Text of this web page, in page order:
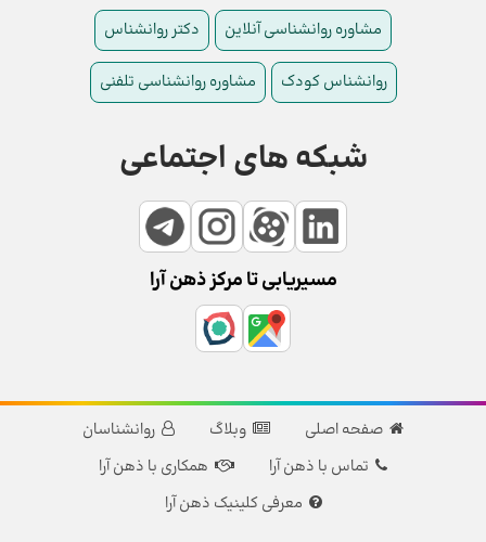
مشاوره روانشناسی آنلاین دکتر روانشناس
روانشناس کودک مشاوره روانشناسی تلفنی
شبکه های اجتماعی
مسیریابی تا مرکز ذهن آرا
صفحه اصلی وبلاگ
روانشناسان
تماس با ذهن آرا
همکاری با ذهن آرا
معرفی کلینیک ذهن آرا